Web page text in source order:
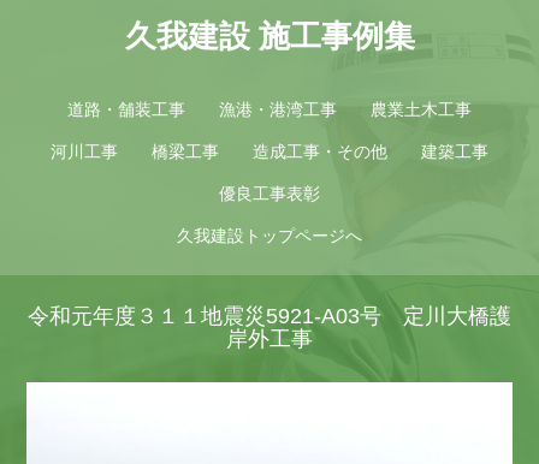
久我建設 施工事例集
道路・舗装工事 漁港・港湾工事 農業土木工事
河川工事 橋梁工事 造成工事・その他 建築工事
優良工事表彰
久我建設トップページへ
令和元年度３１１地震災5921-A03号 定川大橋護
岸外工事